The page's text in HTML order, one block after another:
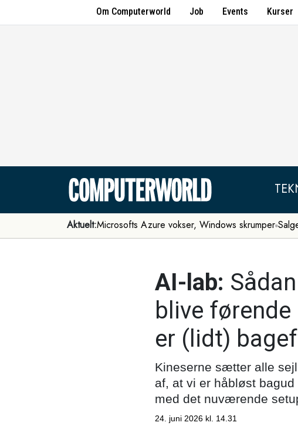
Om Computerworld Job Events Kurser
Aktuelt:Microsofts Azure vokser, Windows skrumper
AI-lab:
blive
er (lidt)
Kineserne sætter alle
af, at vi er håbløst
med det nuværende
24. juni 2026 kl. 14.31